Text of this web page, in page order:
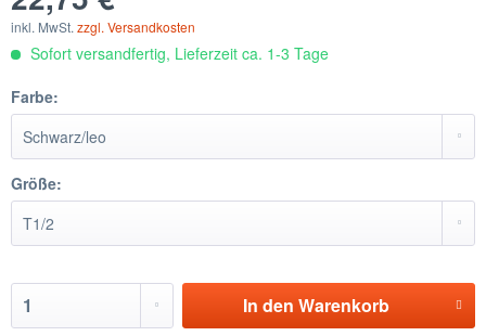
inkl. MwSt. zzgl. Versandkosten
Sofort versandfertig, Lieferzeit ca. 1-3 Tage
Farbe:
Größe:
In den Warenkorb